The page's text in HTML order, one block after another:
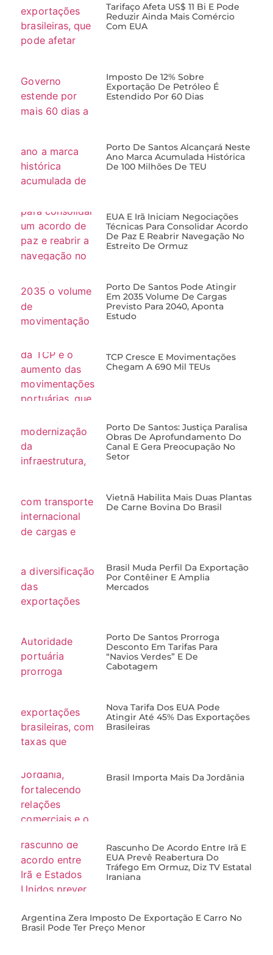
Tarifaço Afeta US$ 11 Bi E Pode
Reduzir Ainda Mais Comércio
Com EUA
Imposto De 12% Sobre
Exportação De Petróleo É
Estendido Por 60 Dias
Porto De Santos Alcançará Neste
Ano Marca Acumulada Histórica
De 100 Milhões De TEU
EUA E Irã Iniciam Negociações
Técnicas Para Consolidar Acordo
De Paz E Reabrir Navegação No
Estreito De Ormuz
Porto De Santos Pode Atingir
Em 2035 Volume De Cargas
Previsto Para 2040, Aponta
Estudo
TCP Cresce E Movimentações
Chegam A 690 Mil TEUs
Porto De Santos: Justiça Paralisa
Obras De Aprofundamento Do
Canal E Gera Preocupação No
Setor
Vietnã Habilita Mais Duas Plantas
De Carne Bovina Do Brasil
Brasil Muda Perfil Da Exportação
Por Contêiner E Amplia
Mercados
Porto De Santos Prorroga
Desconto Em Tarifas Para
“navios Verdes” E De
Cabotagem
Nova Tarifa Dos EUA Pode
Atingir Até 45% Das Exportações
Brasileiras
Brasil Importa Mais Da Jordânia
Rascunho De Acordo Entre Irã E
EUA Prevê Reabertura Do
Tráfego Em Ormuz, Diz TV Estatal
Iraniana
Argentina Zera Imposto De Exportação E Carro No
Brasil Pode Ter Preço Menor